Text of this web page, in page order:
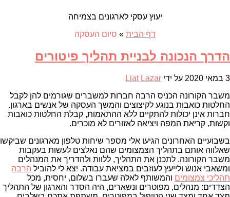
יעוץ עסקי לארגונים בצמיחה
דף הבית » סיום העסקה
הדרך הנכונה לבניית תהליך פיטורים
3 במאי 2020 על ידי Liat Lazar
משבר הקורונה הכניס הרבה חברות למשברים שגורמים להן לקבל
החלטות כואבות בנוגע לקיצוצים והמשך העסקה של אנשים בארגון.
חברות אינן יכולות להתקיים ללא ההתאמות, קבלת החלטות כואבות
וקשות, קריאת המפה ויציאה לאזורים לא מוכרים.
בשבועיים האחרונים הגיעו אלי מספר שיחות טלפון מארגונים שביקשו
שאלווה אותם בתהליך הצמצומים שהם נאלצים לעשות בעקבות
משבר הקורונה. לתכנן את התהליך, ללוות ולהדריך את המנהלים
ומשאבי אנוש ולייעץ לעוזבים במציאת עבודה. יצא לי להוביל הרבה
תהליכי צמצומים והמשותף לאלה שעברו בשלום, יחסית, מכל
הצדדים: מנהלים, מפוטרים ונשארים, היה הסדר והארגון של התהליך